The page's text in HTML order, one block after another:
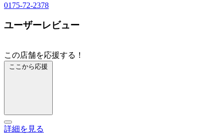
0175-72-2378
ユーザーレビュー
この店舗を応援する！
ここから応援
詳細を見る